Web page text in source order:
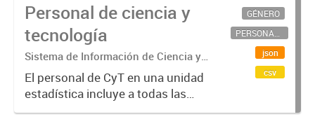
Personal de ciencia y
tecnología
Sistema de Información de Ciencia y
Tecnología Argentino (SICYTAR)
El personal de CyT en una unidad
estadística incluye a todas las
personas involucradas
GÉNERO
PERSONAL CIENTÍFICO-TECNOLÓGICO
json
csv